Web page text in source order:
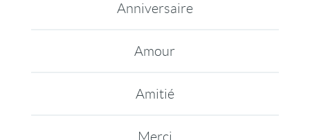
Anniversaire
Amour
Amitié
Merci